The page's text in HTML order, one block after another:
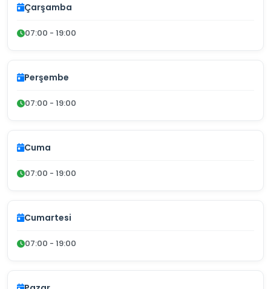
Çarşamba
07:00 - 19:00
Perşembe
07:00 - 19:00
Cuma
07:00 - 19:00
Cumartesi
07:00 - 19:00